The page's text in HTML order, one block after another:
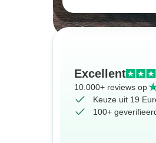
Excellent
10.000+ reviews op
Keuze uit 19
100+